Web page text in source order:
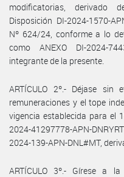
modificatorias, derivado
Disposición DI-2024-1570-
Nº 624/24, conforme a lo
como ANEXO DI-2024-
integrante de la presente.
ARTÍCULO 2º.- Déjase
remuneraciones y el tope
vigencia establecida para el
2024-41297778-APN-
2024-139-APN-DNL#MT,
ARTÍCULO 3º.- Gírese a